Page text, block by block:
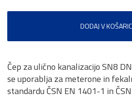
DODAJ V
Čep za ulično kanalizacijo SN8
se uporablja za meterone in
standardu ČSN EN 1401-1 in